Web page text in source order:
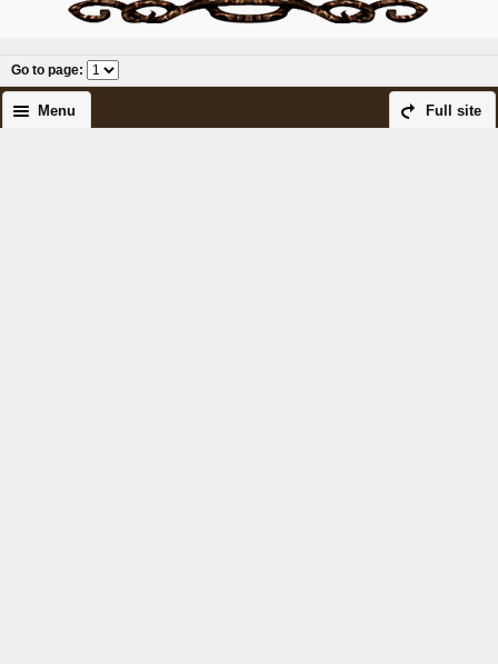
Go to page:
Full site
Menu